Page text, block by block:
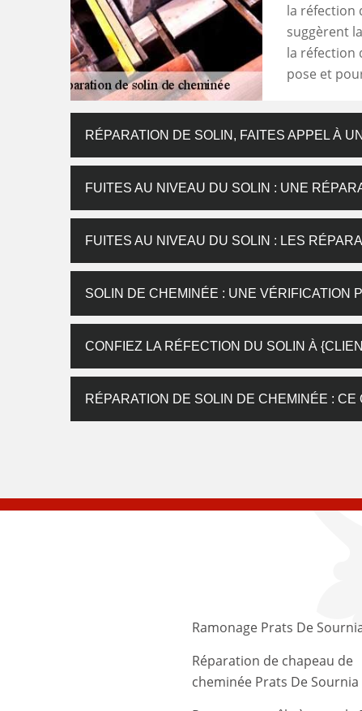
la réfection
suggèrent
la réfection
pose et
RÉPARATION DE SOLIN, FAITES APPEL À
FUITES AU NIVEAU DU SOLIN : UNE
FUITES AU NIVEAU DU SOLIN : LES
SOLIN DE CHEMINÉE : UNE VÉRIFICATION
CONFIEZ LA RÉFECTION DU SOLIN À
RÉPARATION DE SOLIN DE CHEMINÉE :
Ramonage Prats De
Réparation de chapeau de
cheminée Prats De Sournia